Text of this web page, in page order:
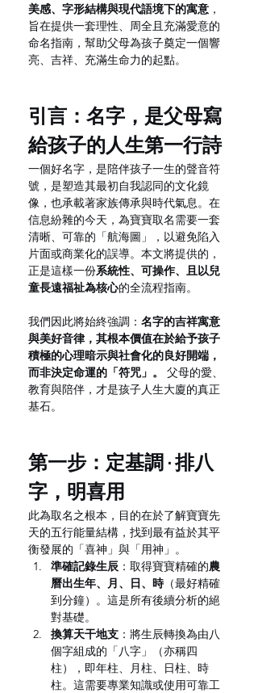
美感、字形結構與現代語境下的寓意 ，
旨在提供一套理性、周全且充滿愛意的
命名指南，幫助父母為孩子奠定一個響
亮、吉祥、充滿生命力的起點。
引言：名字，是父母寫
給孩子的人生第一行詩
一個好名字，是陪伴孩子一生的聲音符
號，是塑造其最初自我認同的文化鏡
像，也承載著家族傳承與時代氣息。在
信息紛雜的今天，為寶寶取名需要一套
清晰、可靠的「航海圖」，以避免陷入
片面或商業化的誤導。本文將提供的，
正是這樣一份系統性、可操作、且以兒
童長遠福祉為核心的全流程指南。
我們因此將始終強調： 名字的吉祥寓意
與美好音律，其根本價值在於給予孩子
積極的心理暗示與社會化的良好開端，
而非決定命運的「符咒」。
父母的愛、
教育與陪伴，才是孩子人生大廈的真正
基石。
第一步：定基調 · 排八
字，明喜用
此為取名之根本，目的在於了解寶寶先
天的五行能量結構，找到最有益於其平
衡發展的「喜神」與「用神」。
準確記錄生辰 ：取得寶寶精確的農
曆出生年、月、日、時 （最好精確
到分鐘）。這是所有後續分析的絕
對基礎。
換算天干地支 ：將生辰轉換為由八
個字組成的「八字」（亦稱四
柱），即年柱、月柱、日柱、時
柱。這需要專業知識或使用可靠工